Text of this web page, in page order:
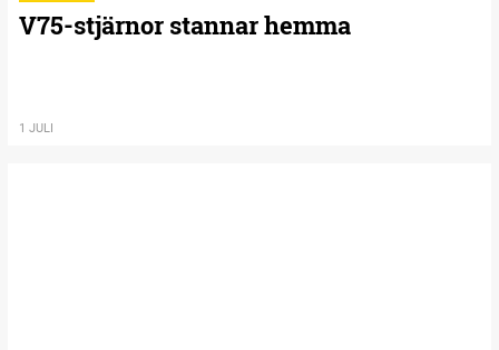
V75-stjärnor stannar hemma
1 JULI